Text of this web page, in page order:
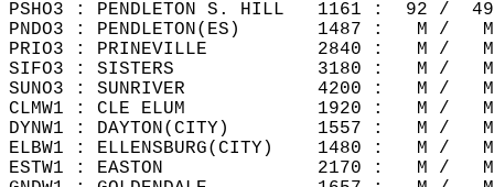
PSHO3 : PENDLETON S. HILL   1161 :
PNDO3 : PENDLETON(ES)       1487 :
PRIO3 : PRINEVILLE          2840 :   M
SIFO3 : SISTERS             3180 :   M
SUNO3 : SUNRIVER            4200 :   M
CLMW1 : CLE ELUM            1920 :   M
DYNW1 : DAYTON(CITY)        1557 :
ELBW1 : ELLENSBURG(CITY)    1480 :
ESTW1 : EASTON              2170 :   M